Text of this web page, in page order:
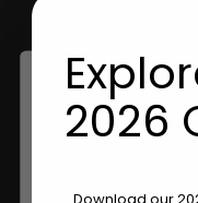
Are
2026